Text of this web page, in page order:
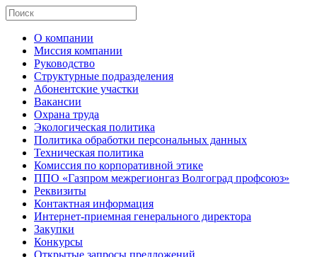
О компании
Миссия компании
Руководство
Структурные подразделения
Абонентские участки
Вакансии
Охрана труда
Экологическая политика
Политика обработки персональных данных
Техническая политика
Комиссия по корпоративной этике
ППО «Газпром межрегионгаз Волгоград профсоюз»
Реквизиты
Контактная информация
Интернет-приемная генерального директора
Закупки
Конкурсы
Открытые запросы предложений